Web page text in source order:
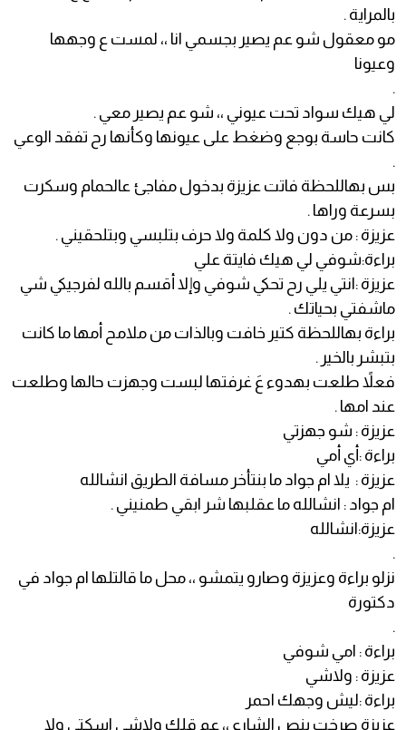
بالمراية .
مو معقول شو عم يصير بجسمي انا ،، لمست ع وجهها
وعيونا
.
لي هيك سواد تحت عيوني ،، شو عم يصير معي .
كانت حاسة بوجع وضغط على عيونها وكأنها رح تفقد الوعي
.
بس بهاللحظة فاتت عزيزة بدخول مفاجئ عالحمام وسكرت
بسرعة وراها .
عزيزة : من دون ولا كلمة ولا حرف بتلبسي وبتلحقيني .
براءة:شوفي لي هيك فايتة علي
عزيزة :انتي يلي رح تحكي شوفي وإلا أقسم بالله لفرجيكي شي
ماشفتي بحياتك .
براءة بهاللحظة كتير خافت وبالذات من ملامح أمها ما كانت
بتبشر بالخير .
فعلاً طلعت بهدوء عَ غرفتها لبست وجهزت حالها وطلعت
عند امها .
عزيزة : شو جهزتي
براءة :أي أمي
عزيزة : يلا ام جواد ما بنتأخر مسافة الطريق انشالله
ام جواد : انشالله ما عقلبها شر ابقي طمنيني .
عزيزة:انشالله
.
نزلو براءة وعزيزة وصارو يتمشو ،، محل ما قالتلها ام جواد في
دكتورة
.
براءة : امي شوفي
عزيزة : ولاشي
براءة :ليش وجهك احمر
عزيزة صرخت بنص الشارع ،، عم قلك ولاشي اسكتي ولا